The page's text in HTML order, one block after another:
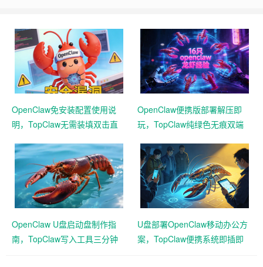
OpenClaw免安装配置使用说
明，TopClaw无需装填双击直
OpenClaw便携版部署解压即
玩，TopClaw纯绿色无痕双端
OpenClaw U盘启动盘制作指
南，TopClaw写入工具三分钟
U盘部署OpenClaw移动办公方
案，TopClaw便携系统即插即